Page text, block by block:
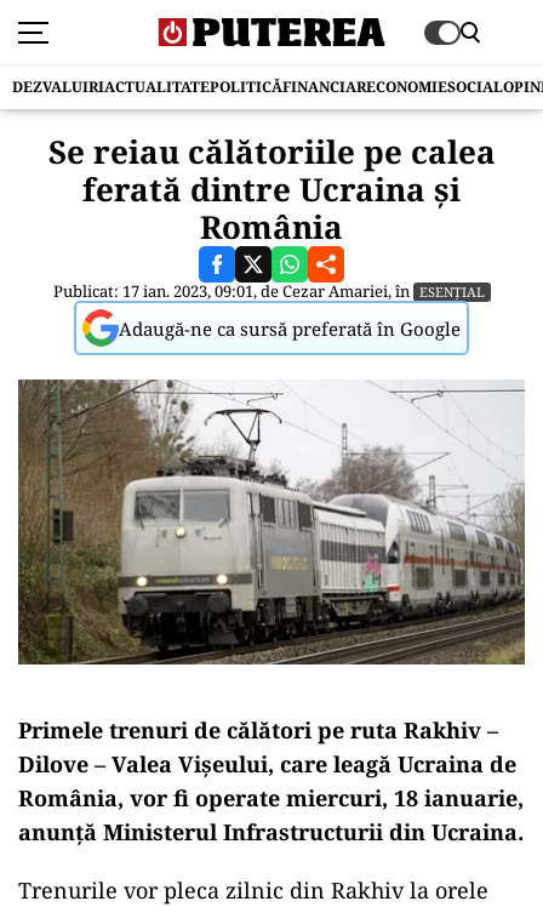
DEZVALUIRIACTUALITATEPOLITICĂFINANCIARECONOMIESOCIAL
Se reiau călătoriile pe calea
ferată dintre Ucraina și
România
Publicat: 17 ian. 2023, 09:01, deCezar Amariei, în ESENȚIAL
Adaugă-ne ca sursă preferată în Google
Primele trenuri de călători pe ruta Rakhiv –
Dilove – Valea Vișeului, care leagă Ucraina de
România, vor fi operate miercuri, 18 ianuarie,
anunță Ministerul Infrastructurii din Ucraina.
Trenurile vor pleca zilnic din Rakhiv la orele